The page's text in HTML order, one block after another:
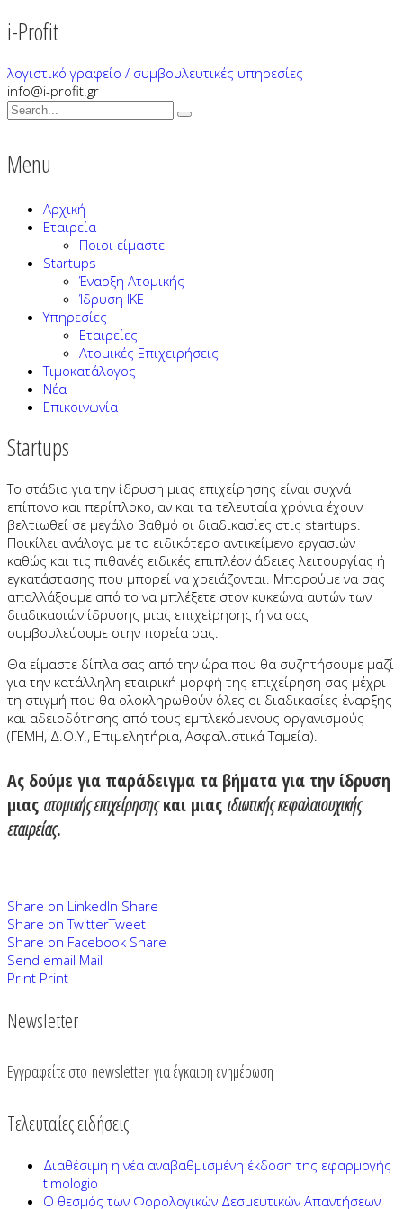
i-Profit
λογιστικό γραφείο / συμβουλευτικές υπηρεσίες
info@i-profit.gr
Menu
Αρχική
Εταιρεία
Ποιοι είμαστε
Startups
Έναρξη Ατομικής
Ίδρυση ΙΚΕ
Υπηρεσίες
Εταιρείες
Ατομικές Επιχειρήσεις
Τιμοκατάλογος
Νέα
Επικοινωνία
Startups
Το στάδιο για την ίδρυση μιας επιχείρησης είναι συχνά
επίπονο και περίπλοκο, αν και τα τελευταία χρόνια έχουν
βελτιωθεί σε μεγάλο βαθμό οι διαδικασίες στις startups.
Ποικίλει ανάλογα με το ειδικότερο αντικείμενο εργασιών
καθώς και τις πιθανές ειδικές επιπλέον άδειες λειτουργίας ή
εγκατάστασης που μπορεί να χρειάζονται. Μπορούμε να σας
απαλλάξουμε από το να μπλέξετε στον κυκεώνα αυτών των
διαδικασιών ίδρυσης μιας επιχείρησης ή να σας
συμβουλεύουμε στην πορεία σας.
Θα είμαστε δίπλα σας από την ώρα που θα συζητήσουμε μαζί
για την κατάλληλη εταιρική μορφή της επιχείρηση σας μέχρι
τη στιγμή που θα ολοκληρωθούν όλες οι διαδικασίες έναρξης
και αδειοδότησης από τους εμπλεκόμενους οργανισμούς
(ΓΕΜΗ, Δ.Ο.Υ., Επιμελητήρια, Ασφαλιστικά Ταμεία).
Ας δούμε για παράδειγμα τα βήματα για την ίδρυση
μιας ατομικής επιχείρησηςκαι μιας ιδιωτικής κεφαλαιουχικής
εταιρείας.
Share on LinkedIn Share
Share on TwitterTweet
Share on Facebook Share
Send email Mail
Print Print
Newsletter
Εγγραφείτε στο newsletter για έγκαιρη ενημέρωση
Τελευταίες ειδήσεις
Διαθέσιμη η νέα αναβαθμισμένη έκδοση της εφαρμογής
timologio
Ο θεσμός των Φορολογικών Δεσμευτικών Απαντήσεων